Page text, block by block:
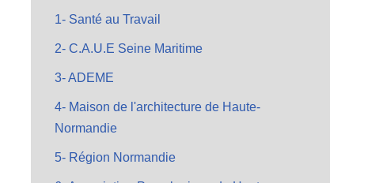
1- Santé au Travail
2- C.A.U.E Seine Maritime
3- ADEME
4- Maison de l'architecture de Haute-
Normandie
5- Région Normandie